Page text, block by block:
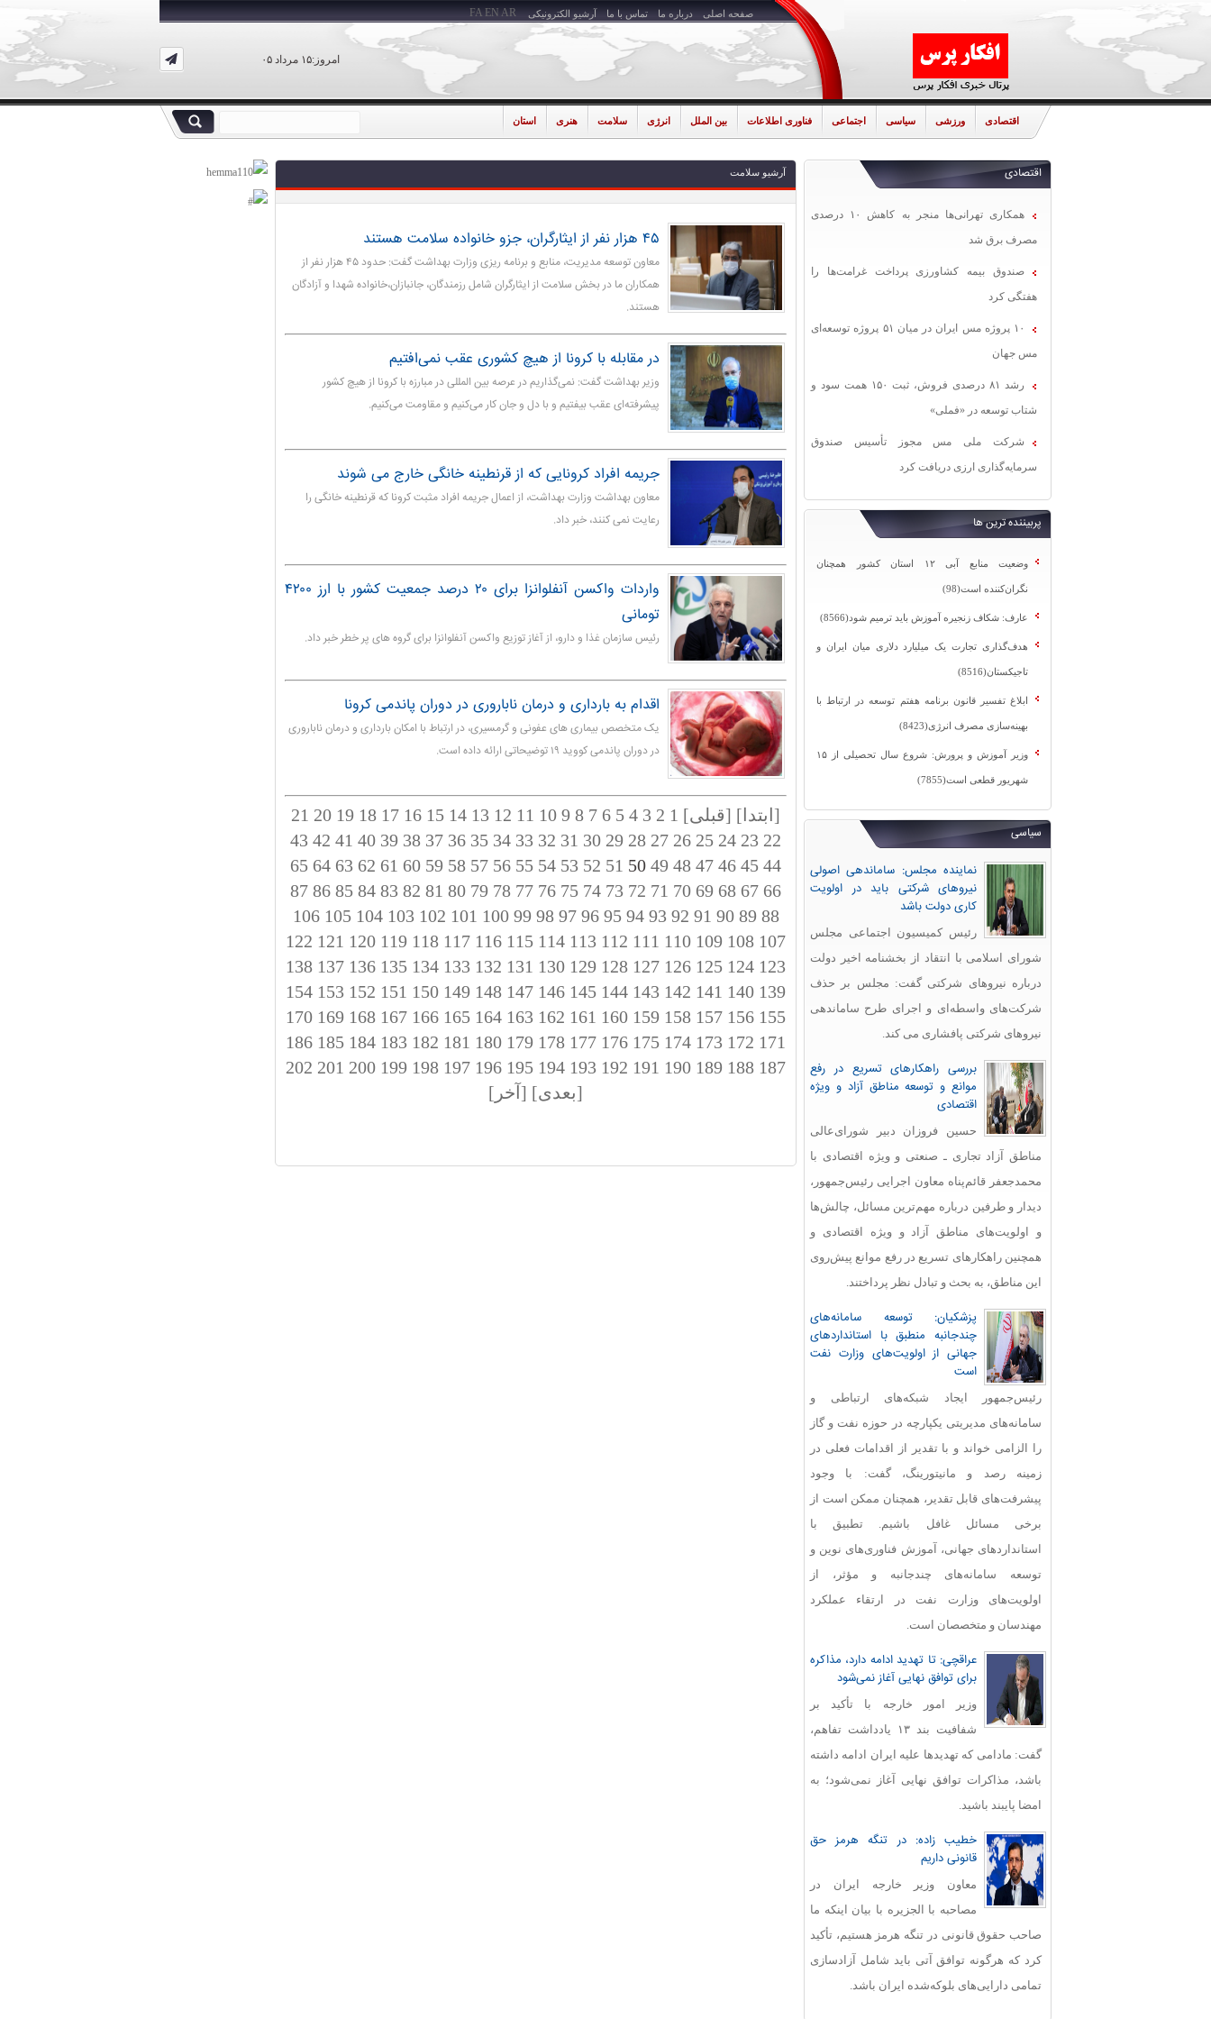
صفحه اصلی درباره ما تماس با ما آرشیو الکترونیکی
امروز:۱۵ مرداد ۰۵
FA EN AR
اقتصادی ورزشی سیاسی اجتماعی فناوری اطلاعات بین الملل انرژی سلامت هنری استان
اقتصادی
همکاری تهرانی‌ها منجر به کاهش ۱۰ درصدی
مصرف برق شد
صندوق بیمه کشاورزی پرداخت غرامت‌ها را
هفتگی کرد
۱۰ پروژه مس ایران در میان ۵۱ پروژه توسعه‌ای
مس جهان
رشد ۸۱ درصدی فروش، ثبت ۱۵۰ همت سود و
شتاب توسعه در «فملی»
شرکت ملی مس مجوز تأسیس صندوق
سرمایه‌گذاری ارزی دریافت کرد
پربیننده ترین ها
وضعیت منابع آبی ۱۲ استان کشور همچنان
نگران‌کننده است(98)
عارف: شکاف زنجیره آموزش باید ترمیم شود(8566)
هدف‌گذاری تجارت یک میلیارد دلاری میان ایران و
تاجیکستان(8516)
ابلاغ تفسیر قانون برنامه هفتم توسعه در ارتباط با
بهینه‌سازی مصرف انرژی(8423)
وزیر آموزش و پرورش: شروع سال تحصیلی از ۱۵
شهریور قطعی است(7855)
سیاسی
نماینده مجلس: ساماندهی اصولی
نیروهای شرکتی باید در اولویت
کاری دولت باشد
رئیس کمیسیون اجتماعی مجلس
شورای اسلامی با انتقاد از بخشنامه اخیر دولت
درباره نیروهای شرکتی گفت: مجلس بر حذف
شرکت‌های واسطه‌ای و اجرای طرح ساماندهی
نیروهای شرکتی پافشاری می کند.
بررسی راهکارهای تسریع در رفع
موانع و توسعه مناطق آزاد و ویژه
اقتصادی
حسین فروزان دبیر شورای‌عالی
مناطق آزاد تجاری ـ صنعتی و ویژه اقتصادی با
محمدجعفر قائم‌پناه معاون اجرایی رئیس‌جمهور،
دیدار و طرفین درباره مهم‌ترین مسائل، چالش‌ها
و اولویت‌های مناطق آزاد و ویژه اقتصادی و
همچنین راهکارهای تسریع در رفع موانع پیش‌روی
این مناطق، به بحث و تبادل نظر پرداختند.
پزشکیان: توسعه سامانه‌های
چندجانبه منطبق با استانداردهای
جهانی از اولویت‌های وزارت نفت
است
رئیس‌جمهور ایجاد شبکه‌های ارتباطی و
سامانه‌های مدیریتی یکپارچه در حوزه نفت و گاز
را الزامی خواند و با تقدیر از اقدامات فعلی در
زمینه رصد و مانیتورینگ، گفت: با وجود
پیشرفت‌های قابل‌ تقدیر، همچنان ممکن است از
برخی مسائل غافل باشیم. تطبیق با
استانداردهای جهانی، آموزش فناوری‌های نوین و
توسعه سامانه‌های چندجانبه و مؤثر، از
اولویت‌های وزارت نفت در ارتقاء عملکرد
مهندسان و متخصصان است.
عراقچی: تا تهدید ادامه دارد، مذاکره
برای توافق نهایی آغاز نمی‌شود
وزیر امور خارجه با تأکید بر
شفافیت بند ۱۳ یادداشت تفاهم،
گفت: مادامی که تهدیدها علیه ایران ادامه داشته
باشد، مذاکرات توافق نهایی آغاز نمی‌شود؛ به
امضا پایبند باشید.
خطیب زاده: در تنگه هرمز حق
قانونی داریم
معاون وزیر خارجه ایران در
مصاحبه با الجزیره با بیان اینکه ما
صاحب حقوق قانونی در تنگه هرمز هستیم، تأکید
کرد که هرگونه توافق آتی باید شامل آزادسازی
تمامی دارایی‌های بلوکه‌شده ایران باشد.
آرشیو سلامت
۴۵ هزار نفر از ایثارگران، جزو خانواده سلامت هستند
معاون توسعه مدیریت، منابع و برنامه ریزی وزارت بهداشت گفت: حدود ۴۵ هزار نفر از
همکاران ما در بخش سلامت از ایثارگران شامل رزمندگان، جانبازان،خانواده شهدا و آزادگان
هستند.
در مقابله با کرونا از هیچ کشوری عقب نمی‌افتیم
وزیر بهداشت گفت: نمی‌گذاریم در عرصه بین المللی در مبارزه با کرونا از هیچ کشور
پیشرفته‌ای عقب بیفتیم و با دل و جان کار می‌کنیم و مقاومت می‌کنیم.
جریمه افراد کرونایی که از قرنطینه خانگی خارج می شوند
معاون بهداشت وزارت بهداشت، از اعمال جریمه افراد مثبت کرونا که قرنطینه خانگی را
رعایت نمی کنند، خبر داد.
واردات واکسن آنفلوانزا برای ۲۰ درصد جمعیت کشور با ارز ۴۲۰۰
تومانی
رئیس سازمان غذا و دارو، از آغاز توزیع واکسن آنفلوانزا برای گروه های پر خطر خبر داد.
اقدام به بارداری و درمان ناباروری در دوران پاندمی کرونا
یک متخصص بیماری های عفونی و گرمسیری، در ارتباط با امکان بارداری و درمان ناباروری
در دوران پاندمی کووید ۱۹ توضیحاتی ارائه داده است.
[ابتدا] [قبلی] 1
2
3
4
5
6
7
8
9
10
11
12
13
14
15
16
17
18
19
20
21
22
23
24
25
26
27
28
29
30
31
32
33
34
35
36
37
38
39
40
41
42
43
44
45
46
47
48
49
51
52
53
54
55
56
57
58
59
60
61
62
63
64
65
66
67
68
69
70
71
72
73
74
75
76
77
78
79
80
81
82
83
84
85
86
87
88
89
90
91
92
93
94
95
96
97
98
99
100
101
102
103
104
105
106
107
108
109
110
111
112
113
114
115
116
117
118
119
120
121
122
123
124
125
126
127
128
129
130
131
132
133
134
135
136
137
138
139
140
141
142
143
144
145
146
147
148
149
150
151
152
153
154
155
156
157
158
159
160
161
162
163
164
165
166
167
168
169
170
171
172
173
174
175
176
177
178
179
180
181
182
183
184
185
186
187
188
189
190
191
192
193
194
195
196
197
198
199
200
201
202
[بعدی] [آخر]